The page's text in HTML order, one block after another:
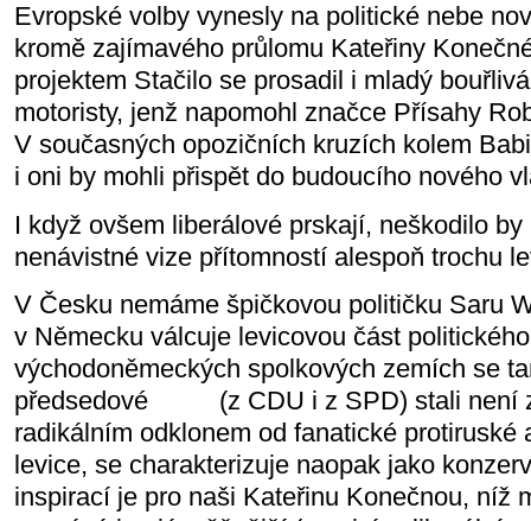
Evropské volby vynesly na politické nebe
kromě zajímavého průlomu Kateřiny
projektem Stačilo se prosadil i mladý
motoristy, jenž napomohl značce Přísahy
V současných opozičních kruzích kolem
i oni by mohli přispět do budoucího nového
I když ovšem liberálové prskají, neškodilo
nenávistné vize přítomností alespoň trochu
V Česku nemáme špičkovou političku Saru
v Německu válcuje levicovou část
východoněmeckých spolkových zemích se
předsedové (z CDU i z SPD) stali není
radikálním odklonem od fanatické protiruské
levice, se charakterizuje naopak jako
inspirací je pro naši Kateřinu Konečnou, níž